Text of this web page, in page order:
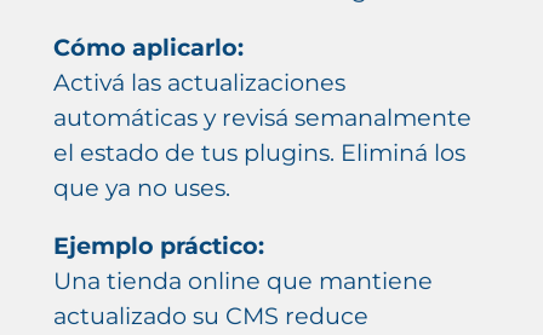
Cómo aplicarlo:
Activá las actualizaciones
automáticas y revisá semanalmente
el estado de tus plugins. Eliminá los
que ya no uses.
Ejemplo práctico:
Una tienda online que mantiene
actualizado su CMS reduce